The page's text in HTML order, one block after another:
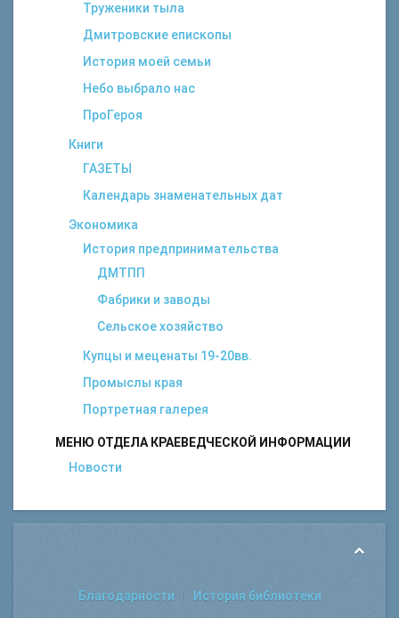
Труженики тыла
Дмитровские епископы
История моей семьи
Небо выбрало нас
ПроГероя
Книги
ГАЗЕТЫ
Календарь знаменательных дат
Экономика
История предпринимательства
ДМТПП
Фабрики и заводы
Сельское хозяйство
Купцы и меценаты 19-20вв.
Промыслы края
Портретная галерея
МЕНЮ ОТДЕЛА КРАЕВЕДЧЕСКОЙ ИНФОРМАЦИИ
Новости
Благодарности История библиотеки